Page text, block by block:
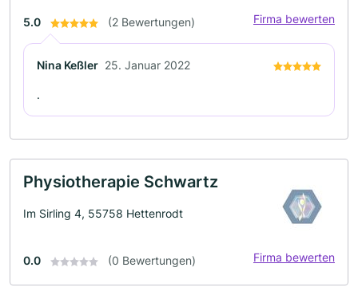
5.0 (2 Bewertungen) Firma bewerten
Nina Keßler 25. Januar 2022
.
Physiotherapie Schwartz
Im Sirling 4, 55758 Hettenrodt
0.0 (0 Bewertungen) Firma bewerten